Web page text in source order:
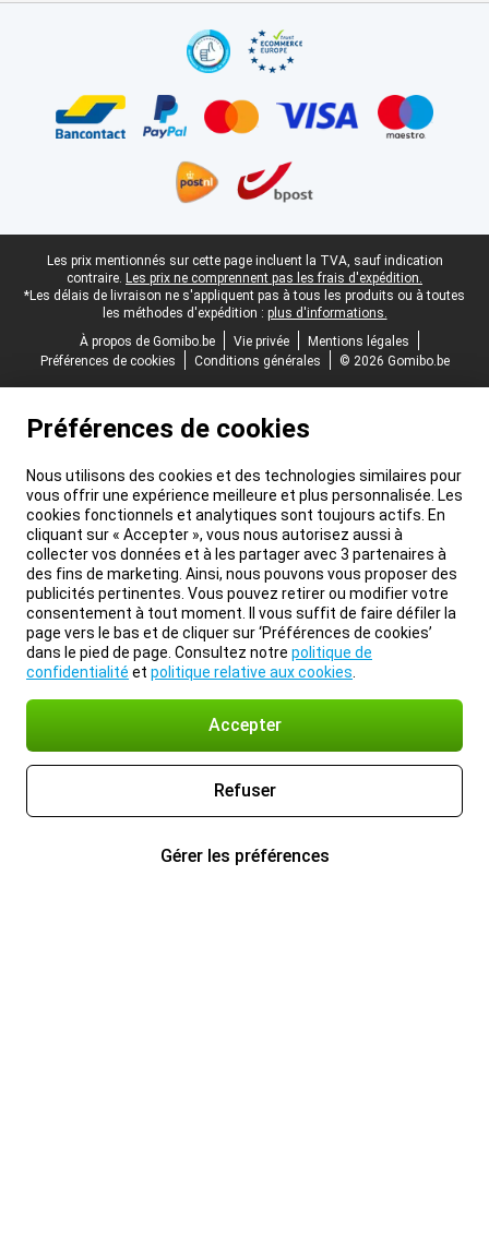
Pied-de-page légal
Les prix mentionnés sur cette page incluent la TVA, sauf indication
contraire. Les prix ne comprennent pas les frais d'expédition.
*Les délais de livraison ne s'appliquent pas à tous les produits ou à toutes
les méthodes d'expédition : plus d'informations.
À propos de Gomibo.be
Vie privée
Mentions légales
Préférences de cookies
Conditions générales © 2026 Gomibo.be
Préférences de cookies
Nous utilisons des cookies et des technologies similaires pour
vous offrir une expérience meilleure et plus personnalisée. Les
cookies fonctionnels et analytiques sont toujours actifs. En
cliquant sur « Accepter », vous nous autorisez aussi à
collecter vos données et à les partager avec 3 partenaires à
des fins de marketing. Ainsi, nous pouvons vous proposer des
publicités pertinentes. Vous pouvez retirer ou modifier votre
consentement à tout moment. Il vous suffit de faire défiler la
page vers le bas et de cliquer sur ‘Préférences de cookies’
dans le pied de page. Consultez notre politique de
confidentialité et politique relative aux cookies
Accepter
Refuser
Gérer les préférences